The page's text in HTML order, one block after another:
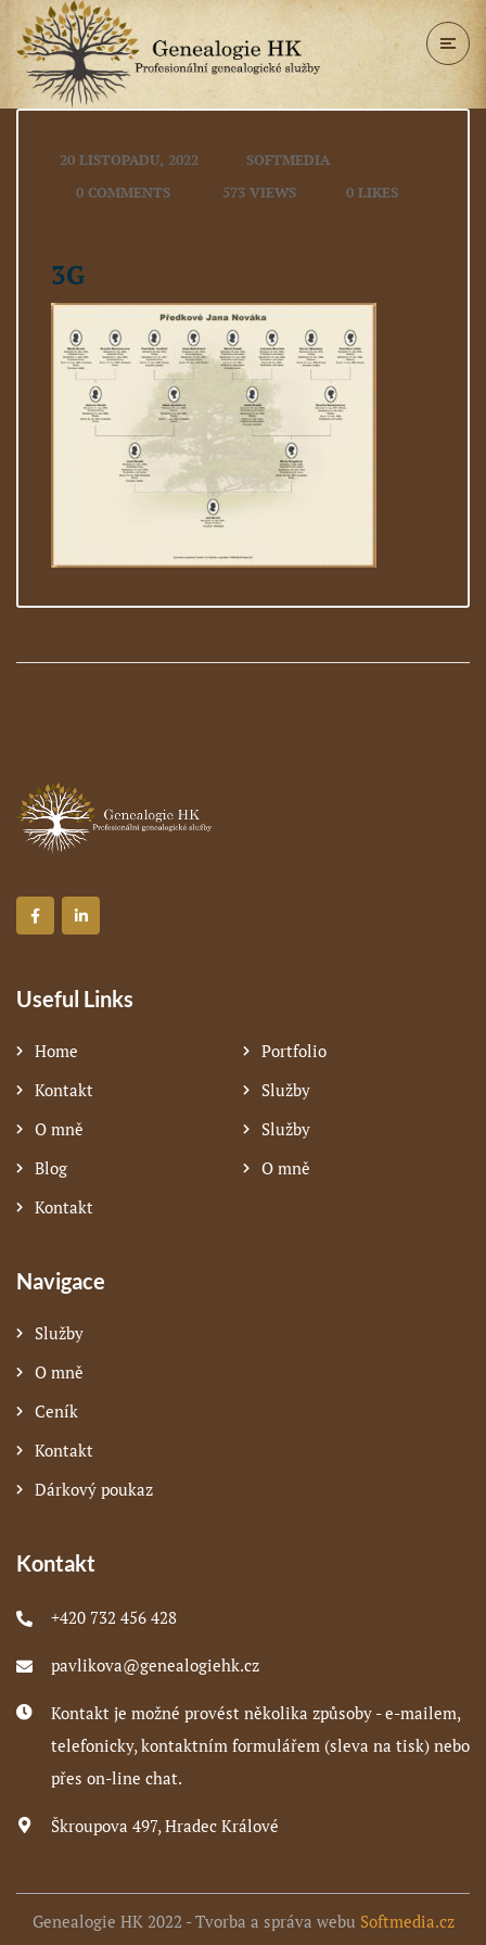
20 LISTOPADU, 2022
SOFTMEDIA
0 COMMENTS
573 VIEWS 0 LIKES
3G
Useful Links
Home
Portfolio
Kontakt
Služby
O mně
Služby
Blog
O mně
Kontakt
Navigace
Služby
O mně
Ceník
Kontakt
Dárkový poukaz
Kontakt
+420 732 456 428
pavlikova@genealogiehk.cz
Kontakt je možné provést několika způsoby - e-mailem,
telefonicky, kontaktním formulářem (sleva na tisk) nebo
přes on-line chat.
Škroupova 497, Hradec Králové
Genealogie HK 2022 - Tvorba a správa webu Softmedia.cz